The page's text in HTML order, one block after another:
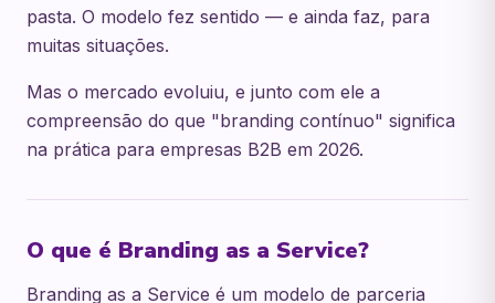
pasta. O modelo fez sentido — e ainda faz, para
muitas situações.
Mas o mercado evoluiu, e junto com ele a
compreensão do que "branding contínuo" significa
na prática para empresas B2B em 2026.
O que é Branding as a Service?
Branding as a Service é um modelo de parceria